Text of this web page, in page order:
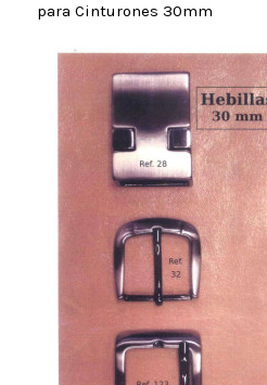
para Cinturones 30mm